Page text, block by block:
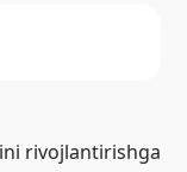
rivojlantirishga